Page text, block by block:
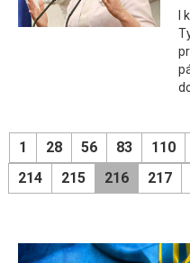
1 28 56 83 110
214
215 216 217